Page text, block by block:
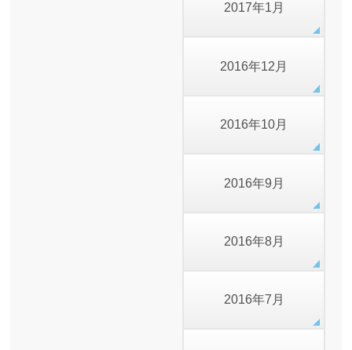
2017年1月
2016年12月
2016年10月
2016年9月
2016年8月
2016年7月